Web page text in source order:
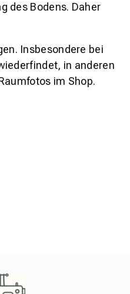
des Bodens. Daher
Insbesondere bei
in anderen
im Shop.